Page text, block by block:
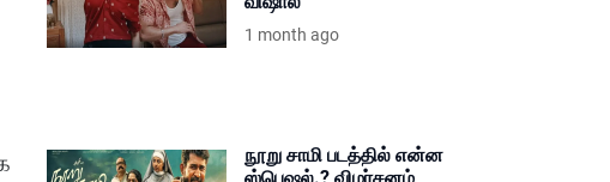
1 month ago
நூறு சாமி படத்தில் என்ன